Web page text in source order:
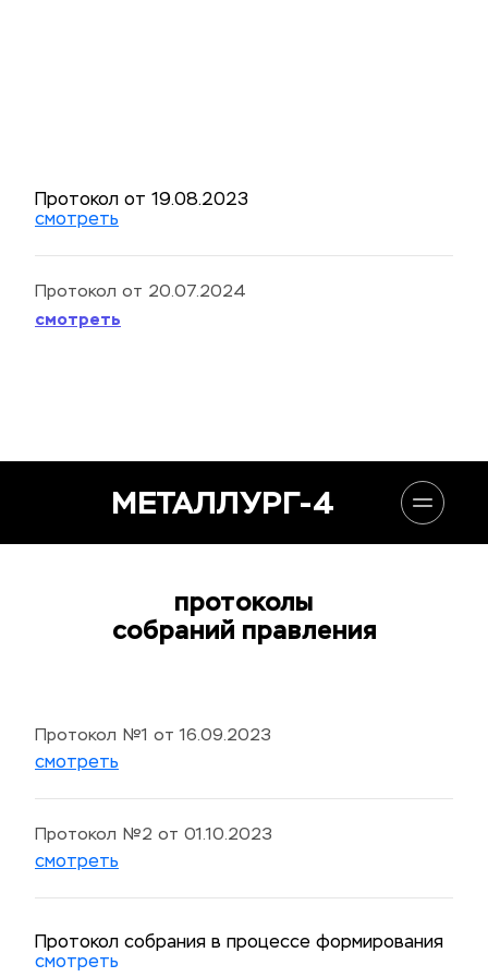
Протокол от 19.08.2023
смотреть
Протокол от 20.07.2024
смотреть
МЕТАЛЛУРГ-4
протоколы
собраний правления
Протокол №1 от 16.09.2023
смотреть
Протокол №2 от 01.10.2023
смотреть
Протокол собрания в процессе формирования
смотреть